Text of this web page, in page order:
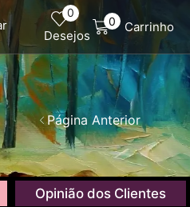
0
Desejos
0 Carrinho
Página Anterior
Opinião dos Clientes